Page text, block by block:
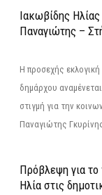
Ιακωβίδης
Παναγιώτης –
Η προσεχής
δημάρχου
στιγμή για την
Παναγιώτης
Πρόβλεψη για
Ηλία στις